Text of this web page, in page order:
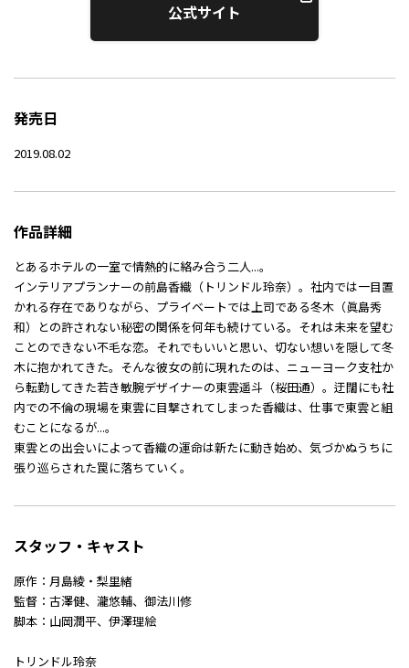
公式サイト
発売日
2019.08.02
作品詳細
とあるホテルの一室で情熱的に絡み合う二人...。
インテリアプランナーの前島香織（トリンドル玲奈）。社内では一目置
かれる存在でありながら、プライベートでは上司である冬木（眞島秀
和）との許されない秘密の関係を何年も続けている。それは未来を望む
ことのできない不毛な恋。それでもいいと思い、切ない想いを隠して冬
木に抱かれてきた。そんな彼女の前に現れたのは、ニューヨーク支社か
ら転勤してきた若き敏腕デザイナーの東雲遥斗（桜田通）。迂闊にも社
内での不倫の現場を東雲に目撃されてしまった香織は、仕事で東雲と組
むことになるが...。
東雲との出会いによって香織の運命は新たに動き始め、気づかぬうちに
張り巡らされた罠に落ちていく。
スタッフ・キャスト
原作：月島綾・梨里緒
監督：古澤健、瀧悠輔、御法川修
脚本：山岡潤平、伊澤理絵
トリンドル玲奈